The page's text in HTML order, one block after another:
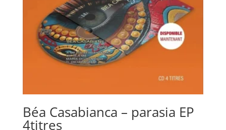
Béa Casabianca – parasia EP
4titres